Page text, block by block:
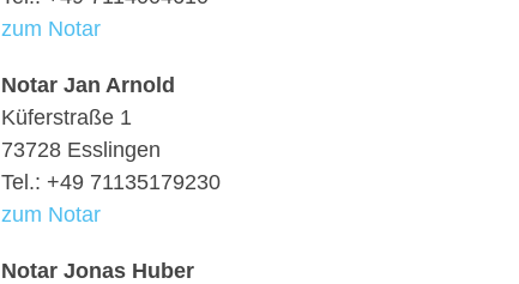
zum Notar
Notar Jan Arnold
Küferstraße 1
73728 Esslingen
Tel.: +49 71135179230
zum Notar
Notar Jonas Huber